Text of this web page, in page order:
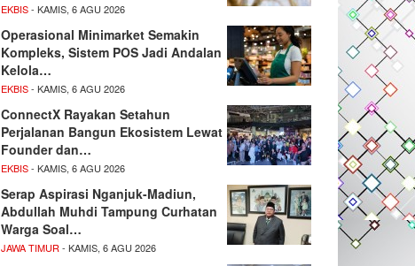
EKBIS- KAMIS, 6 AGU 2026
Operasional Minimarket Semakin
Kompleks, Sistem POS Jadi Andalan
Kelola…
EKBIS- KAMIS, 6 AGU 2026
ConnectX Rayakan Setahun
Perjalanan Bangun Ekosistem Lewat
Founder dan…
EKBIS- KAMIS, 6 AGU 2026
Serap Aspirasi Nganjuk-Madiun,
Abdullah Muhdi Tampung Curhatan
Warga Soal…
JAWA TIMUR - KAMIS, 6 AGU 2026